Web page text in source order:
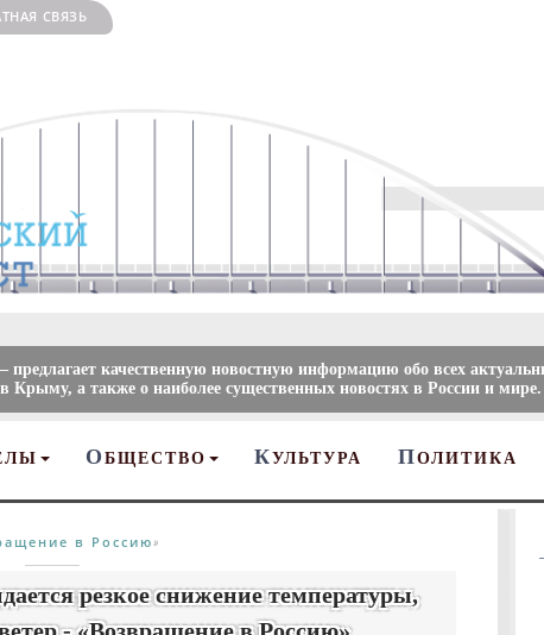
СВЯЗЬ
– предлагает качественную новостную информацию обо всех
в Крыму, а также о наиболее существенных новостях в России и мире.
О БЩЕСТВО КУЛЬТУРА ПОЛИТИКА
в Россию»
резкое снижение температуры,